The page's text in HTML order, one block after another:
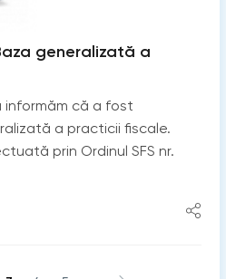
generalizată a
informăm că a fost
a practicii fiscale.
prin Ordinul SFS nr.